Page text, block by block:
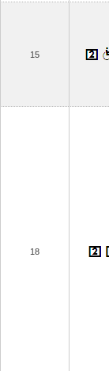
15
18